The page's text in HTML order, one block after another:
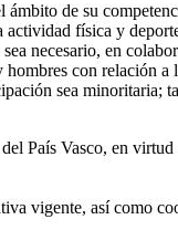
de su
física y
necesario, en
con relación a
sea minoritaria;
País Vasco, en
vigente, así como